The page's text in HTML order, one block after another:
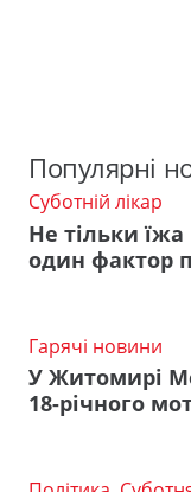
Популярні
Суботній лікар
Не тільки
один фактор
Гарячі новини
У Житомирі
18-річного